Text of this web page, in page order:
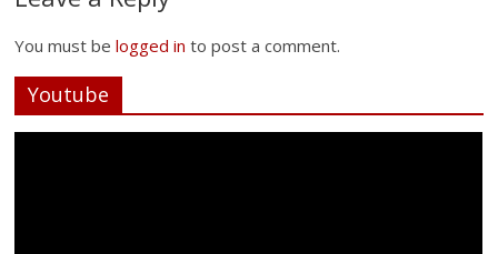
You must belogged in to post a comment.
Youtube